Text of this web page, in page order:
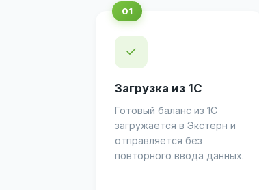
✓
Загрузка из 1С
Готовый баланс из 1С
загружается в Экстерн и
отправляется без
повторного ввода данных.